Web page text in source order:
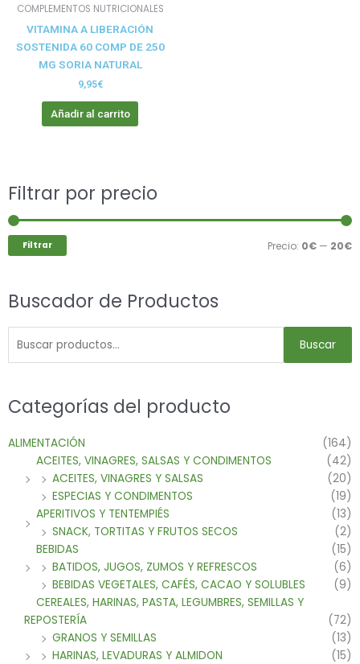
COMPLEMENTOS NUTRICIONALES
VITAMINA A LIBERACIÓN
SOSTENIDA 60 COMP DE 250
MG SORIA NATURAL
9,95€
Añadir al carrito
Filtrar por precio
Filtrar Precio: 0€ — 20€
Buscador de Productos
Buscar
Buscar
Categorías del producto
ALIMENTACIÓN
(164)
ACEITES, VINAGRES, SALSAS Y CONDIMENTOS
(42)
ACEITES, VINAGRES Y SALSAS
(20)
ESPECIAS Y CONDIMENTOS
(19)
APERITIVOS Y TENTEMPIÉS
(13)
SNACK, TORTITAS Y FRUTOS SECOS
(2)
BEBIDAS
(15)
BATIDOS, JUGOS, ZUMOS Y REFRESCOS
(6)
BEBIDAS VEGETALES, CAFÉS, CACAO Y SOLUBLES
(9)
CEREALES, HARINAS, PASTA, LEGUMBRES, SEMILLAS Y
REPOSTERÍA
(72)
GRANOS Y SEMILLAS
(13)
HARINAS, LEVADURAS Y ALMIDON
(15)